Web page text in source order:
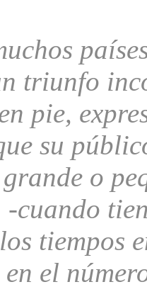
triunfo
pie,
su
o
cuando
tiempos
el